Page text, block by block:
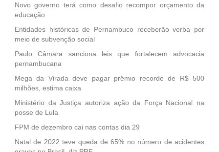
Novo governo terá como desafio recompor orçamento da
educação
Entidades históricas de Pernambuco receberão verba por
meio de subvenção social
Paulo Câmara sanciona leis que fortalecem advocacia
pernambucana
Mega da Virada deve pagar prêmio recorde de R$ 500
milhões, estima caixa
Ministério da Justiça autoriza ação da Força Nacional na
posse de Lula
FPM de dezembro cai nas contas dia 29
Natal de 2022 teve queda de 65% no número de acidentes